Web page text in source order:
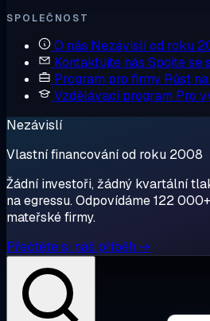
SPOLEČNOST
O nás Nezávislí od roku
Kontaktujte nás Spojte se
Program pro firmy Růst
Vzdělávací program Pro
Nezávislí
Vlastní financování od roku 2008
Žádní investoři, žádný kvartální
na egressu. Odpovídáme 122
mateřské firmy.
Přečtěte si náš příběh →